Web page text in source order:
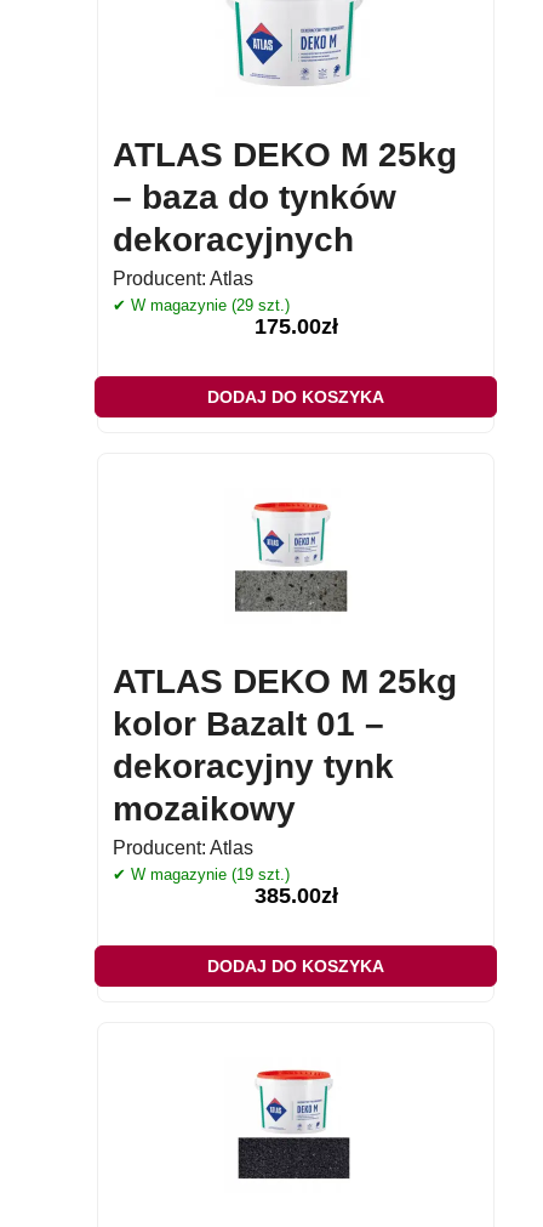
ATLAS DEKO M 25kg
– baza do tynków
dekoracyjnych
Producent: Atlas
✔ W magazynie (29 szt.)
175.00zł
DODAJ DO KOSZYKA
ATLAS DEKO M 25kg
kolor Bazalt 01 –
dekoracyjny tynk
mozaikowy
Producent: Atlas
✔ W magazynie (19 szt.)
385.00zł
DODAJ DO KOSZYKA